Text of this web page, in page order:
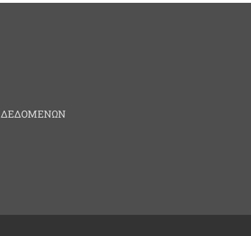
ΔΕΔΟΜΕΝΩΝ